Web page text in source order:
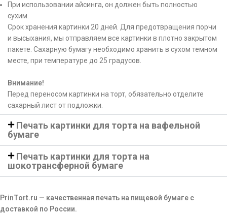
При использовании айсинга, он должен быть полностью
сухим.
Срок хранения картинки 20 дней. Для предотвращения порчи
и высыхания, мы отправляем все картинки в плотно закрытом
пакете. Сахарную бумагу необходимо хранить в сухом темном
месте, при температуре до 25 градусов.
Внимание!
Перед переносом картинки на торт, обязательно отделите
сахарный лист от подложки.
Печать картинки для торта на вафельной
бумаге
Печать картинки для торта на
шокотрансферной бумаге
PrinTort.ru — качественная печать на пищевой бумаге с
доставкой по России.